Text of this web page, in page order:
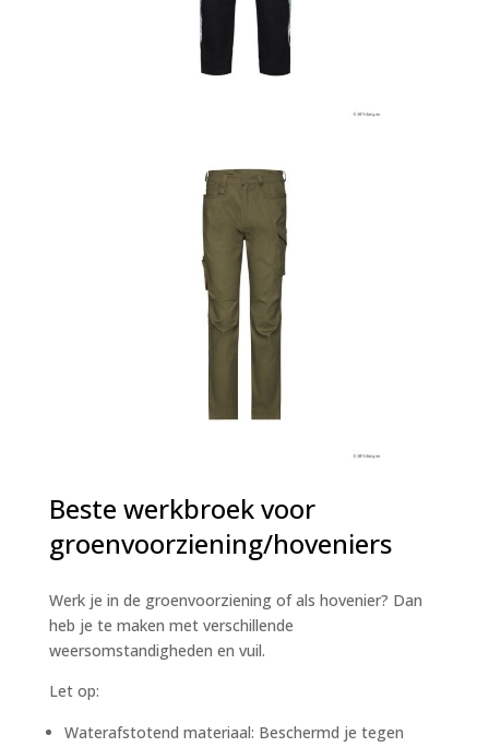
Beste werkbroek voor
groenvoorziening/hoveniers
Werk je in de groenvoorziening of als hovenier? Dan
heb je te maken met verschillende
weersomstandigheden en vuil.
Let op:
Waterafstotend materiaal: Beschermd je tegen